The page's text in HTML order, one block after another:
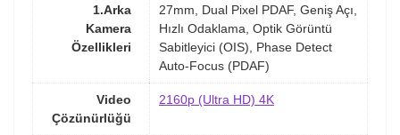
1.Arka
Kamera
Özellikleri
27mm, Dual Pixel PDAF, Geniş Açı,
Hızlı Odaklama, Optik Görüntü
Sabitleyici (OIS), Phase Detect
Auto-Focus (PDAF)
Video
Çözünürlüğü
2160p (Ultra HD) 4K